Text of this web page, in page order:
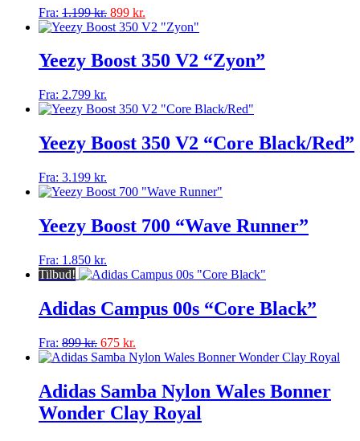
vælges
på
varesiden
Fra: 1.199kr. 899 kr.
vare
flere
varianter.
vælges
varesiden
Yeezy Boost 350 V2 “Zyon”
Fra: 2.799 kr.
vare
varianter.
kan
vælges
varesiden
Yeezy Boost 350 V2 “Core Black/Red”
Fra: 3.199 kr.
vare
varianter.
kan
vælges
varesiden
Yeezy Boost 700 “Wave Runner”
Fra: 1.850 kr.
vare
flere
varianter.
kan
vælges
varesiden
Tilbud!
Adidas Campus 00s “Core Black”
Fra: 899kr. 675 kr.
vare
flere
varianter.
Mulighederne
Adidas Samba Nylon Wales Bonner
Wonder Clay Royal